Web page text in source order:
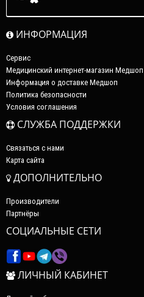
ИНФОРМАЦИЯ
Сервис
Медицинский интернет-магазин Медшоп
Информация о доставке Медшоп
Политика безопасности
Условия соглашения
СЛУЖБА ПОДДЕРЖКИ
Связаться с нами
Карта сайта
ДОПОЛНИТЕЛЬНО
Производители
Партнёры
СОЦИАЛЬНЫЕ СЕТИ
ЛИЧНЫЙ КАБИНЕТ